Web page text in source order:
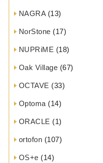
NAGRA(13)
NorStone (17)
NUPRiME (18)
Oak Village (67)
OCTAVE (33)
Optoma (14)
ORACLE (1)
ortofon (107)
OS+e (14)